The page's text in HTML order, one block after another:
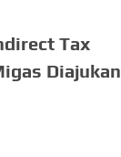
Tax
Diajukan